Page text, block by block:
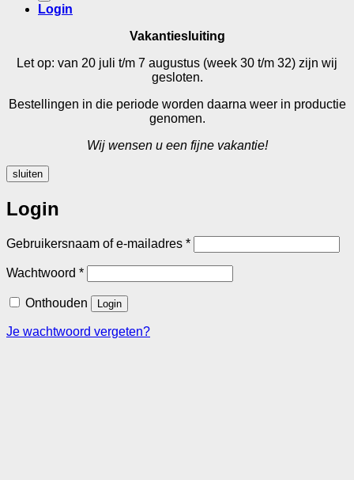
Login
Vakantiesluiting
Let op: van 20 juli t/m 7 augustus (week 30 t/m 32) zijn wij
gesloten.
Bestellingen in die periode worden daarna weer in productie
genomen.
Wij wensen u een fijne vakantie!
sluiten
Login
Gebruikersnaam of e-mailadres *Vereist
Wachtwoord *Vereist
Onthouden Login
Je wachtwoord vergeten?